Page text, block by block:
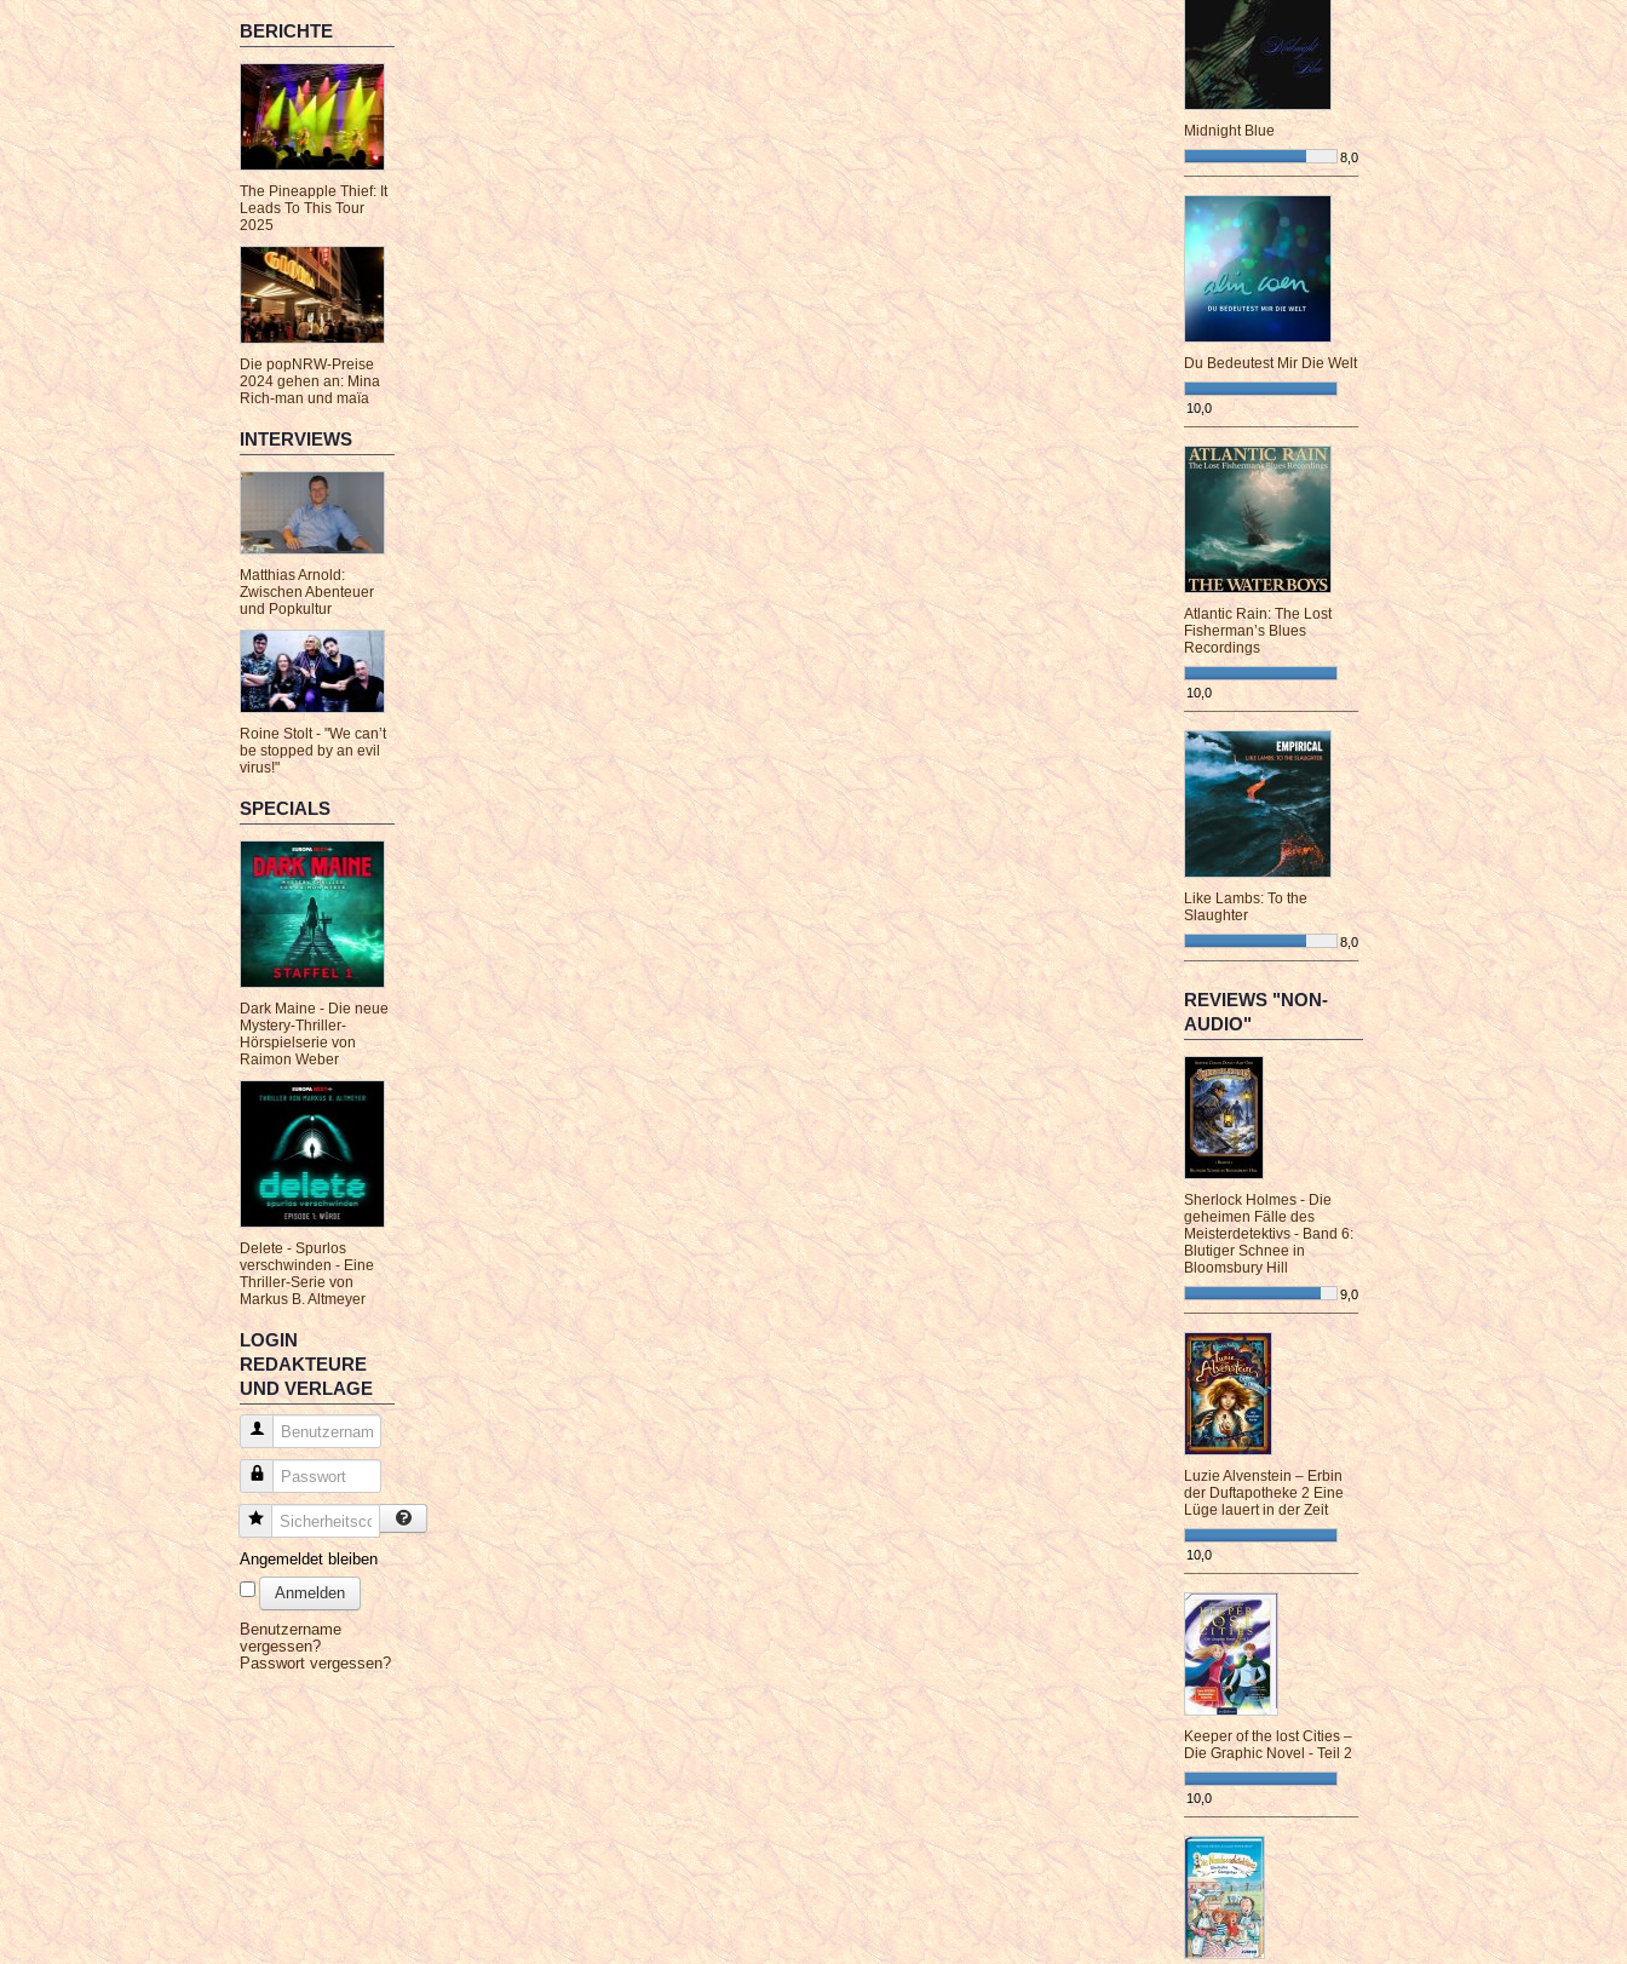
BERICHTE
The Pineapple Thief: It
Leads To This Tour
2025
Die popNRW-Preise
2024 gehen an: Mina
Rich-man und maïa
INTERVIEWS
Matthias Arnold:
Zwischen Abenteuer
und Popkultur
Roine Stolt - "We can’t
be stopped by an evil
virus!"
SPECIALS
Dark Maine - Die neue
Mystery-Thriller-
Hörspielserie von
Raimon Weber
Delete - Spurlos
verschwinden - Eine
Thriller-Serie von
Markus B. Altmeyer
LOGIN
REDAKTEURE
UND VERLAGE
Benutzername
Passwort
Sicherheitscode
Angemeldet bleiben
Anmelden
Benutzername
vergessen?
Passwort vergessen?
Midnight Blue
8,0
¯¯¯¯¯¯¯¯¯¯¯¯¯¯¯¯¯¯¯¯¯¯¯¯
Du Bedeutest Mir Die Welt
10,0
¯¯¯¯¯¯¯¯¯¯¯¯¯¯¯¯¯¯¯¯¯¯¯¯
Atlantic Rain: The Lost
Fisherman’s Blues
Recordings
10,0
¯¯¯¯¯¯¯¯¯¯¯¯¯¯¯¯¯¯¯¯¯¯¯¯
Like Lambs: To the
Slaughter
8,0
¯¯¯¯¯¯¯¯¯¯¯¯¯¯¯¯¯¯¯¯¯¯¯¯
REVIEWS "NON-
AUDIO"
Sherlock Holmes - Die
geheimen Fälle des
Meisterdetektivs - Band 6:
Blutiger Schnee in
Bloomsbury Hill
9,0
¯¯¯¯¯¯¯¯¯¯¯¯¯¯¯¯¯¯¯¯¯¯¯¯
Luzie Alvenstein – Erbin
der Duftapotheke 2 Eine
Lüge lauert in der Zeit
10,0
¯¯¯¯¯¯¯¯¯¯¯¯¯¯¯¯¯¯¯¯¯¯¯¯
Keeper of the lost Cities –
Die Graphic Novel - Teil 2
10,0
¯¯¯¯¯¯¯¯¯¯¯¯¯¯¯¯¯¯¯¯¯¯¯¯